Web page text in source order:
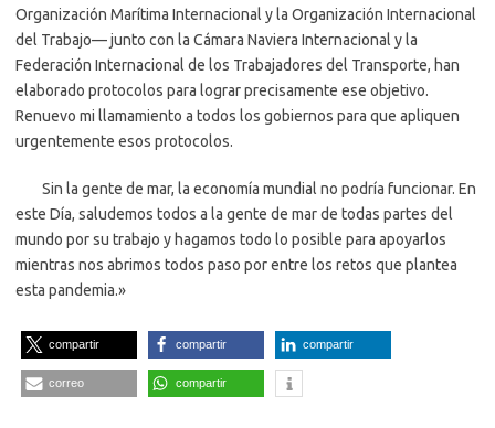
Organización Marítima Internacional y la Organización Internacional
del Trabajo— junto con la Cámara Naviera Internacional y la
Federación Internacional de los Trabajadores del Transporte, han
elaborado protocolos para lograr precisamente ese objetivo.
Renuevo mi llamamiento a todos los gobiernos para que apliquen
urgentemente esos protocolos.
Sin la gente de mar, la economía mundial no podría funcionar. En
este Día, saludemos todos a la gente de mar de todas partes del
mundo por su trabajo y hagamos todo lo posible para apoyarlos
mientras nos abrimos todos paso por entre los retos que plantea
esta pandemia.»
compartir compartir compartir
correo compartir